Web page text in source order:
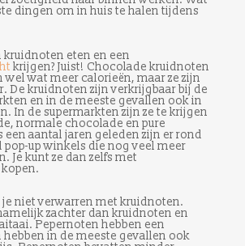
dingen om in huis te halen tijdens
kruidnoten eten en een
krijgen? Juist! Chocolade kruidnoten
wel wat meer calorieën, maar ze zijn
De kruidnoten zijn verkrijgbaar bij de
en in de meeste gevallen ook in
In de supermarkten zijn ze te krijgen
normale chocolade en pure
een aantal jaren geleden zijn er rond
up winkels die nog veel meer
Je kunt ze dan zelfs met
niet verwarren met kruidnoten.
zachter dan kruidnoten en
Pepernoten hebben een
in de meeste gevallen ook